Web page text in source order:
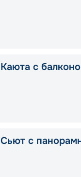
Каюта с
Сьют с